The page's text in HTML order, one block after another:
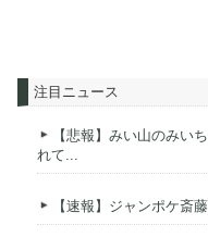
注目ニュース
【悲報】みい山のみい
れて...
【速報】ジャンポケ斎